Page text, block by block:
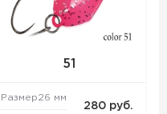
51
Размер26 мм
280 руб.